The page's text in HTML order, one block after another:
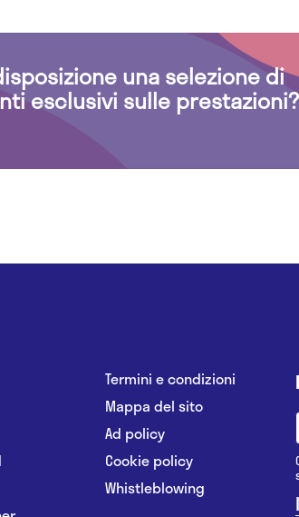
una selezione di
esclusivi sulle prestazioni?
Termini e condizioni
Mappa del sito
Ad policy
Cookie policy
Whistleblowing